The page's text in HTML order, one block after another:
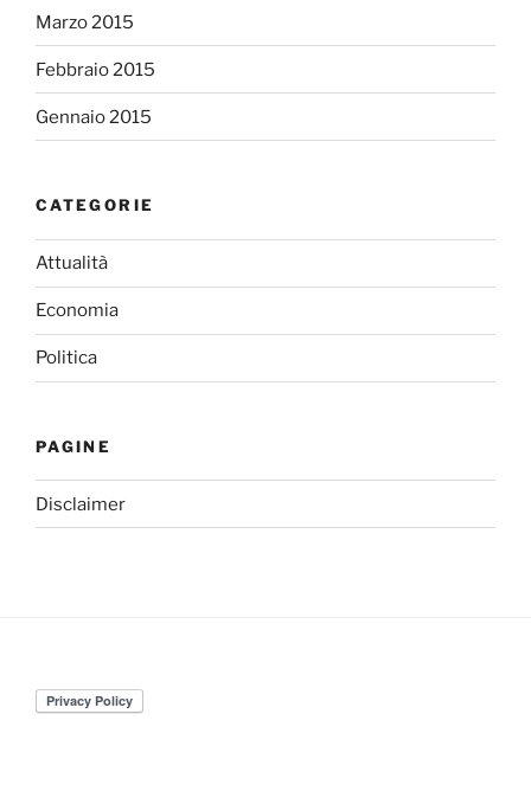
Marzo 2015
Febbraio 2015
Gennaio 2015
CATEGORIE
Attualità
Economia
Politica
PAGINE
Disclaimer